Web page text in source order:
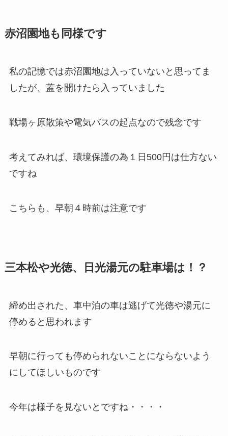
赤沼園地も同様です
私の記憶では赤沼園地は入っていないと思ってま
したが、蓋を開けたら入っていました
戦場ヶ原散策や電気バスの起点なので残念です
考えてみれば、環境保護の為１日500円は仕方ない
ですね
こちらも、早朝４時前は注意です
三本松や光徳、日光湯元の駐車場は！？
締め出された、車中泊の車は逃げて光徳や湯元に
停めると思われます
早朝に行っても停められないことにならないよう
にしてほしいものです
今年は様子を見ないとですね・・・・